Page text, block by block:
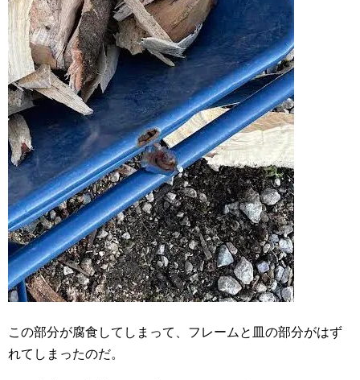
この部分が腐食してしまって、フレームと皿の部分がはず
れてしまったのだ。